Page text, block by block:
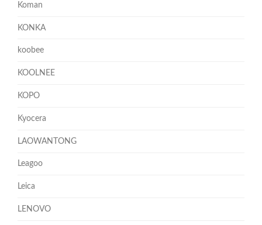
Koman
KONKA
koobee
KOOLNEE
KOPO
Kyocera
LAOWANTONG
Leagoo
Leica
LENOVO